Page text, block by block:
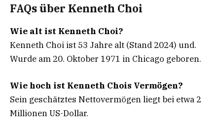
FAQs über Kenneth Choi
Wie alt ist Kenneth Choi?
Kenneth Choi ist 53 Jahre alt (Stand 2024) und.
Wurde am 20. Oktober 1971 in Chicago geboren.
Wie hoch ist Kenneth Chois Vermögen?
Sein geschätztes Nettovermögen liegt bei etwa 2
Millionen US-Dollar.